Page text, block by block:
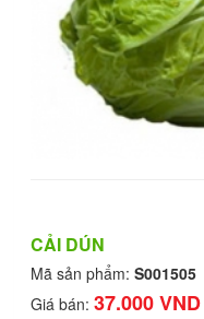
CẢI DÚN
Mã sản phẩm: S001505
Giá bán: 37.000 VND